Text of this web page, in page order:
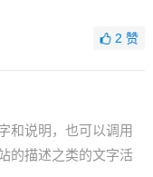
2赞
和说明，也可以调用
的描述之类的文字活